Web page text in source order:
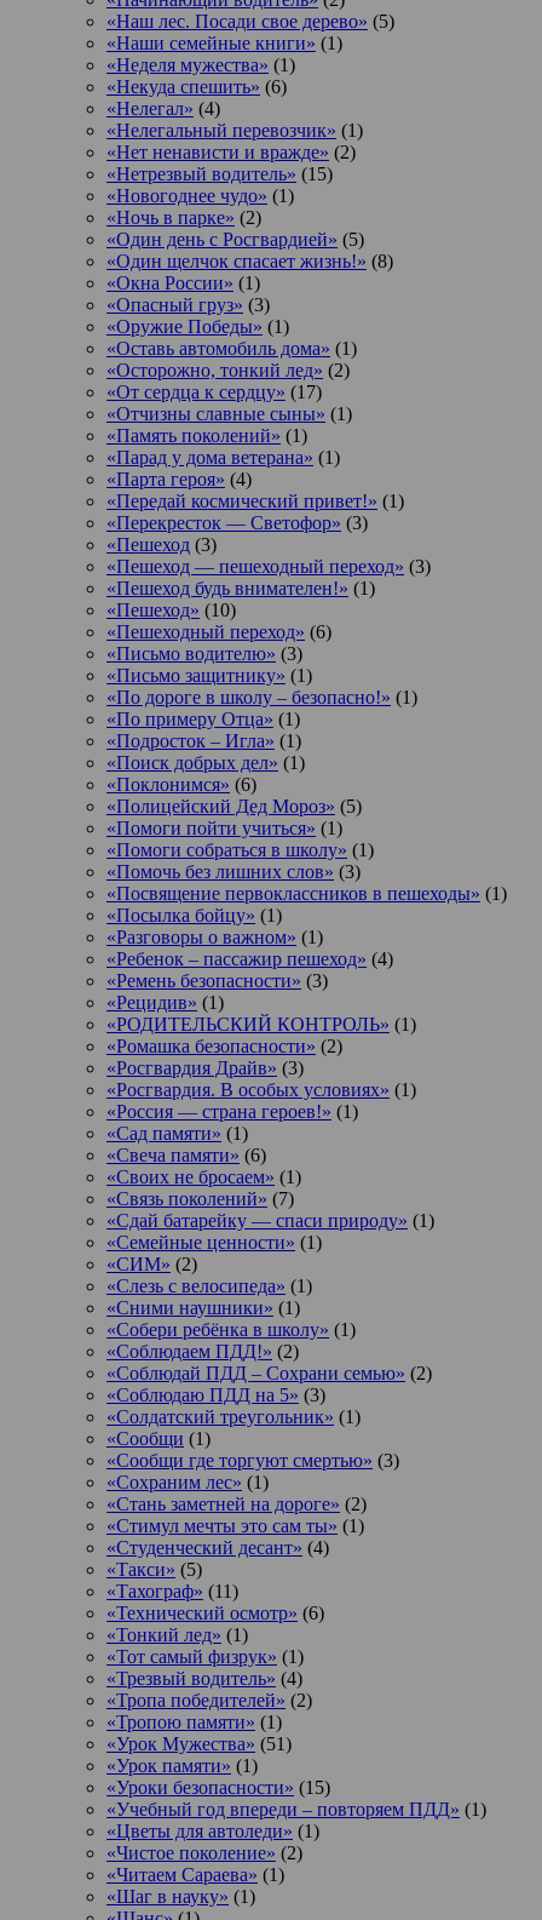
«Наш лес. Посади свое дерево» (5)
«Наши семейные книги» (1)
«Неделя мужества» (1)
«Некуда спешить» (6)
«Нелегал» (4)
«Нелегальный перевозчик» (1)
«Нет ненависти и вражде» (2)
«Нетрезвый водитель» (15)
«Новогоднее чудо» (1)
«Ночь в парке» (2)
«Один день с Росгвардией» (5)
«Один щелчок спасает жизнь!» (8)
«Окна России» (1)
«Опасный груз» (3)
«Оружие Победы» (1)
«Оставь автомобиль дома» (1)
«Осторожно, тонкий лед» (2)
«От сердца к сердцу» (17)
«Отчизны славные сыны» (1)
«Память поколений» (1)
«Парад у дома ветерана» (1)
«Парта героя» (4)
«Передай космический привет!» (1)
«Перекресток — Светофор» (3)
«Пешеход (3)
«Пешеход — пешеходный переход» (3)
«Пешеход будь внимателен!» (1)
«Пешеход» (10)
«Пешеходный переход» (6)
«Письмо водителю» (3)
«Письмо защитнику» (1)
«По дороге в школу – безопасно!» (1)
«По примеру Отца» (1)
«Подросток ‒ Игла» (1)
«Поиск добрых дел» (1)
«Поклонимся» (6)
«Полицейский Дед Мороз» (5)
«Помоги пойти учиться» (1)
«Помоги собраться в школу» (1)
«Помочь без лишних слов» (3)
«Посвящение первоклассников в пешеходы» (1)
«Посылка бойцу» (1)
«Разговоры о важном» (1)
«Ребенок – пассажир пешеход» (4)
«Ремень безопасности» (3)
«Рецидив» (1)
«РОДИТЕЛЬСКИЙ КОНТРОЛЬ» (1)
«Ромашка безопасности» (2)
«Росгвардия Драйв» (3)
«Росгвардия. В особых условиях» (1)
«Россия — страна героев!» (1)
«Сад памяти» (1)
«Свеча памяти» (6)
«Своих не бросаем» (1)
«Связь поколений» (7)
«Сдай батарейку — спаси природу» (1)
«Семейные ценности» (1)
«СИМ» (2)
«Слезь с велосипеда» (1)
«Сними наушники» (1)
«Собери ребёнка в школу» (1)
«Соблюдаем ПДД!» (2)
«Соблюдай ПДД – Сохрани семью» (2)
«Соблюдаю ПДД на 5» (3)
«Солдатский треугольник» (1)
«Сообщи (1)
«Сообщи где торгуют смертью» (3)
«Сохраним лес» (1)
«Стань заметней на дороге» (2)
«Стимул мечты это сам ты» (1)
«Студенческий десант» (4)
«Такси» (5)
«Тахограф» (11)
«Технический осмотр» (6)
«Тонкий лед» (1)
«Тот самый физрук» (1)
«Трезвый водитель» (4)
«Тропа победителей» (2)
«Тропою памяти» (1)
«Урок Мужества» (51)
«Урок памяти» (1)
«Уроки безопасности» (15)
«Учебный год впереди – повторяем ПДД» (1)
«Цветы для автоледи» (1)
«Чистое поколение» (2)
«Читаем Сараева» (1)
«Шаг в науку» (1)